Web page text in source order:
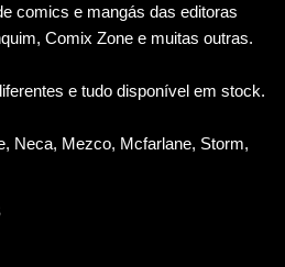
comics e mangás das editoras
Comix Zone e muitas outras.
e tudo disponível em stock.
Neca, Mezco, Mcfarlane, Storm,